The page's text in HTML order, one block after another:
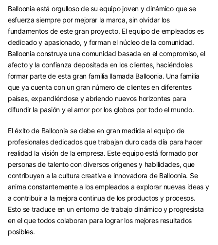
Balloonia está orgulloso de su equipo joven y dinámico que se
esfuerza siempre por mejorar la marca, sin olvidar los
fundamentos de este gran proyecto. El equipo de empleados es
dedicado y apasionado, y forman el núcleo de la comunidad.
Balloonia construye una comunidad basada en el compromiso, el
afecto y la confianza depositada en los clientes, haciéndoles
formar parte de esta gran familia llamada Balloonia. Una familia
que ya cuenta con un gran número de clientes en diferentes
países, expandiéndose y abriendo nuevos horizontes para
difundir la pasión y el amor por los globos por todo el mundo.
El éxito de Balloonia se debe en gran medida al equipo de
profesionales dedicados que trabajan duro cada día para hacer
realidad la visión de la empresa. Este equipo está formado por
personas de talento con diversos orígenes y habilidades, que
contribuyen a la cultura creativa e innovadora de Balloonia. Se
anima constantemente a los empleados a explorar nuevas ideas y
a contribuir a la mejora continua de los productos y procesos.
Esto se traduce en un entorno de trabajo dinámico y progresista
en el que todos colaboran para lograr los mejores resultados
posibles.